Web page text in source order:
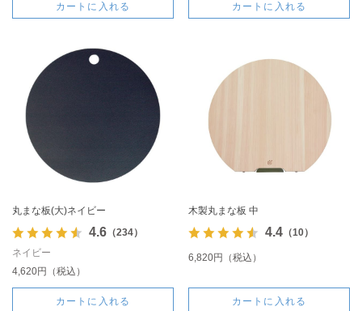
カートに入れる カートに入れる
丸まな板(大)ネイビー
4.6（234）
ネイビー
4,620円（税込）
カートに入れる
木製丸まな板 中
4.4（10）
6,820円（税込）
カートに入れる